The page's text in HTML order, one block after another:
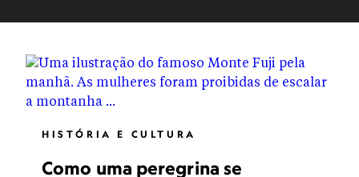
HISTÓRIA E CULTURA
Como uma peregrina se